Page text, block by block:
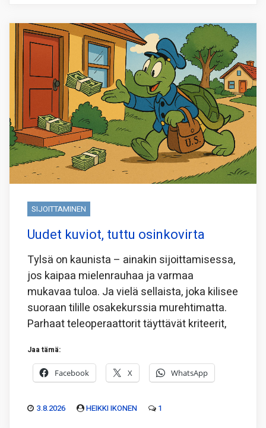
SIJOITTAMINEN
Uudet kuviot, tuttu osinkovirta
Tylsä on kaunista – ainakin sijoittamisessa,
jos kaipaa mielenrauhaa ja varmaa
mukavaa tuloa. Ja vielä sellaista, joka kilisee
suoraan tilille osakekurssia murehtimatta.
Parhaat teleoperaattorit täyttävät kriteerit,
Jaa tämä:
Facebook X WhatsApp
3.8.2026 HEIKKI IKONEN 1